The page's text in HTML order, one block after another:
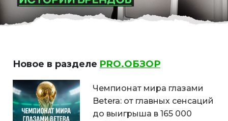
Новое в разделе PRO.ОБЗОР
Чемпионат мира глазами
Betera: от главных сенсаций
до выигрыша в 165 000